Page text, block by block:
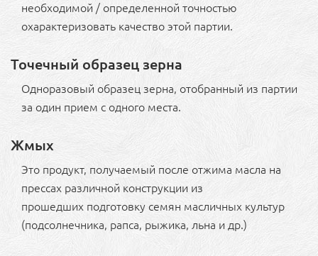
необходимой / определенной точностью
охарактеризовать качество этой партии.
Точечный образец зерна
Одноразовый образец зерна, отобранный из партии
за один прием с одного места.
Жмых
Это продукт, получаемый после отжима масла на
прессах различной конструкции из
прошедших подготовку семян масличных культур
(подсолнечника, рапса, рыжика, льна и др.)